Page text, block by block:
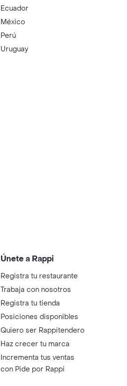
Ecuador
México
Perú
Uruguay
Únete a Rappi
Registra tu restaurante
Trabaja con nosotros
Registra tu tienda
Posiciones disponibles
Quiero ser Rappitendero
Haz crecer tu marca
Incrementa tus ventas
con Pide por Rappi